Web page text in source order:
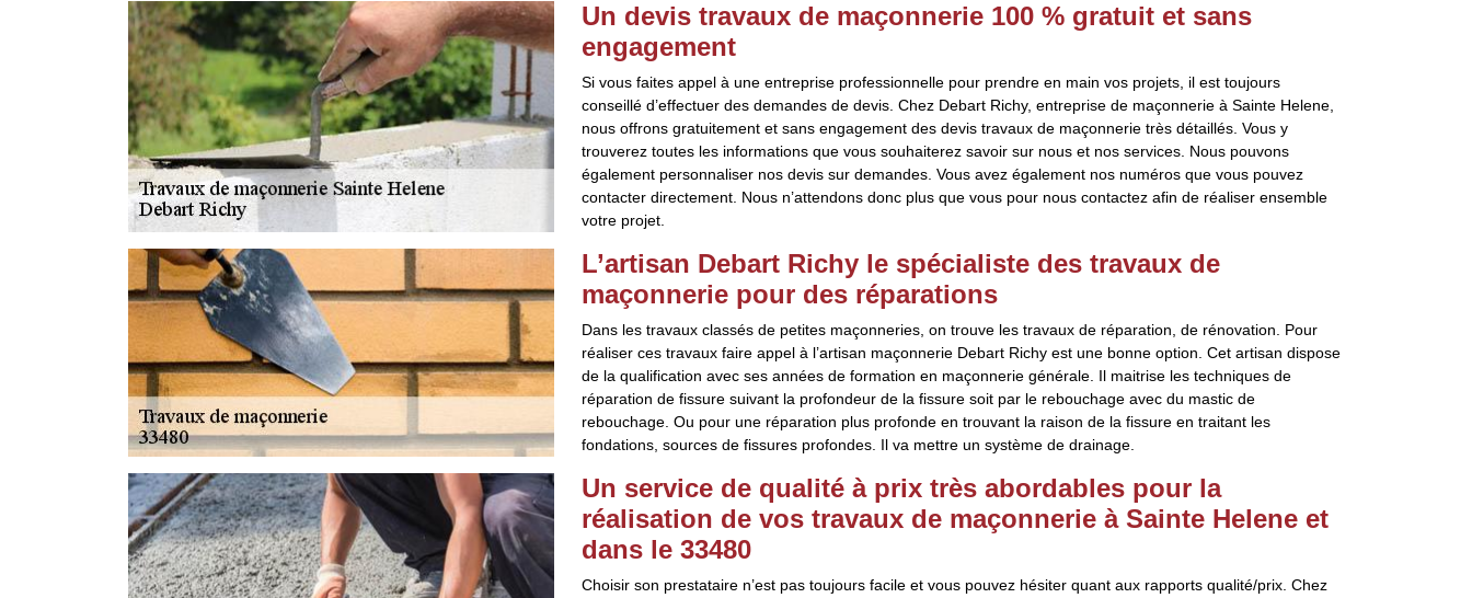
Un devis travaux de maçonnerie 100 % gratuit et sans
engagement
Si vous faites appel à une entreprise professionnelle pour prendre en main vos projets, il est toujours
conseillé d’effectuer des demandes de devis. Chez Debart Richy, entreprise de maçonnerie à Sainte Helene,
nous offrons gratuitement et sans engagement des devis travaux de maçonnerie très détaillés. Vous y
trouverez toutes les informations que vous souhaiterez savoir sur nous et nos services. Nous pouvons
également personnaliser nos devis sur demandes. Vous avez également nos numéros que vous pouvez
contacter directement. Nous n’attendons donc plus que vous pour nous contactez afin de réaliser ensemble
votre projet.
L’artisan Debart Richy le spécialiste des travaux de
maçonnerie pour des réparations
Dans les travaux classés de petites maçonneries, on trouve les travaux de réparation, de rénovation. Pour
réaliser ces travaux faire appel à l’artisan maçonnerie Debart Richy est une bonne option. Cet artisan dispose
de la qualification avec ses années de formation en maçonnerie générale. Il maitrise les techniques de
réparation de fissure suivant la profondeur de la fissure soit par le rebouchage avec du mastic de
rebouchage. Ou pour une réparation plus profonde en trouvant la raison de la fissure en traitant les
fondations, sources de fissures profondes. Il va mettre un système de drainage.
Un service de qualité à prix très abordables pour la
réalisation de vos travaux de maçonnerie à Sainte Helene et
dans le 33480
Choisir son prestataire n’est pas toujours facile et vous pouvez hésiter quant aux rapports qualité/prix. Chez